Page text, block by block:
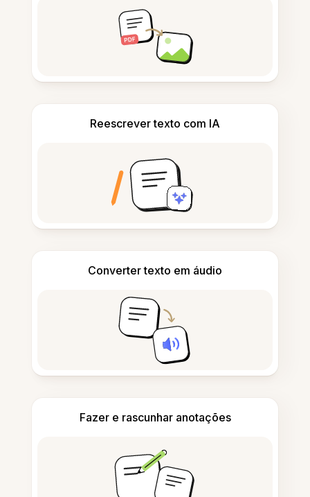
Reescrever texto com IA
Converter texto em áudio
Fazer e rascunhar anotações